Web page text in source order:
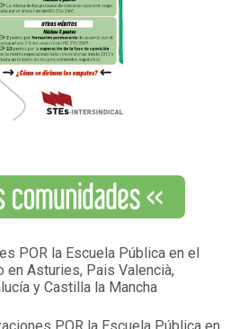
POR la Escuela Pública en el
en Asturies, Pais Valencià,
y Castilla la Mancha